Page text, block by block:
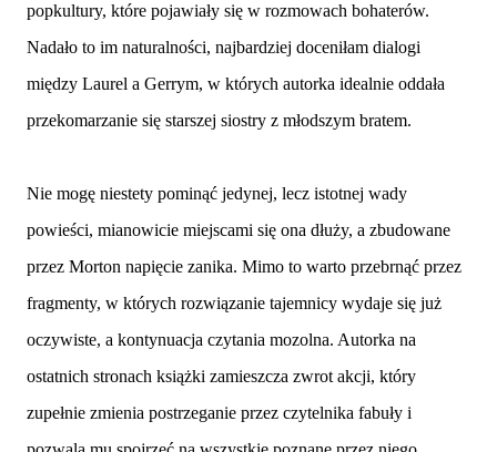
popkultury, które pojawiały się w rozmowach bohaterów.
Nadało to im naturalności, najbardziej doceniłam dialogi
między Laurel a Gerrym, w których autorka idealnie oddała
przekomarzanie się starszej siostry z młodszym bratem.
Nie mogę niestety pominąć jedynej, lecz istotnej wady
powieści, mianowicie miejscami się ona dłuży, a zbudowane
przez Morton napięcie zanika. Mimo to warto przebrnąć przez
fragmenty, w których rozwiązanie tajemnicy wydaje się już
oczywiste, a kontynuacja czytania mozolna. Autorka na
ostatnich stronach książki zamieszcza zwrot akcji, który
zupełnie zmienia postrzeganie przez czytelnika fabuły i